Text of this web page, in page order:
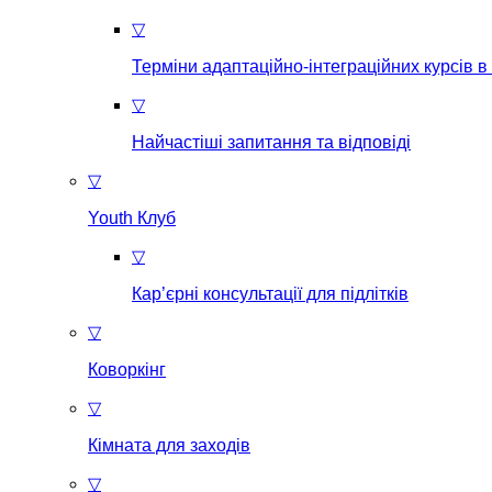
▽
Терміни адаптаційно-інтеграційних курсів
▽
Найчастіші запитання та відповіді
▽
Youth Клуб
▽
Кар’єрні консультації для підлітків
▽
Коворкінг
▽
Кімната для заходів
▽